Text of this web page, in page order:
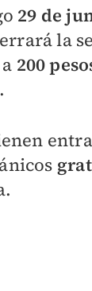
29 de
la
200